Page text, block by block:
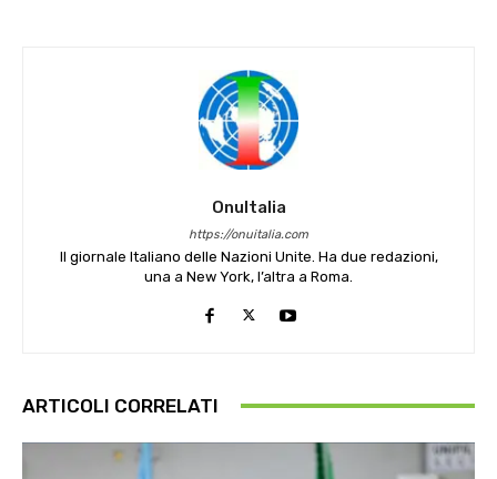
OnuItalia
https://onuitalia.com
Il giornale Italiano delle Nazioni Unite. Ha due redazioni,
una a New York, l’altra a Roma.
ARTICOLI CORRELATI